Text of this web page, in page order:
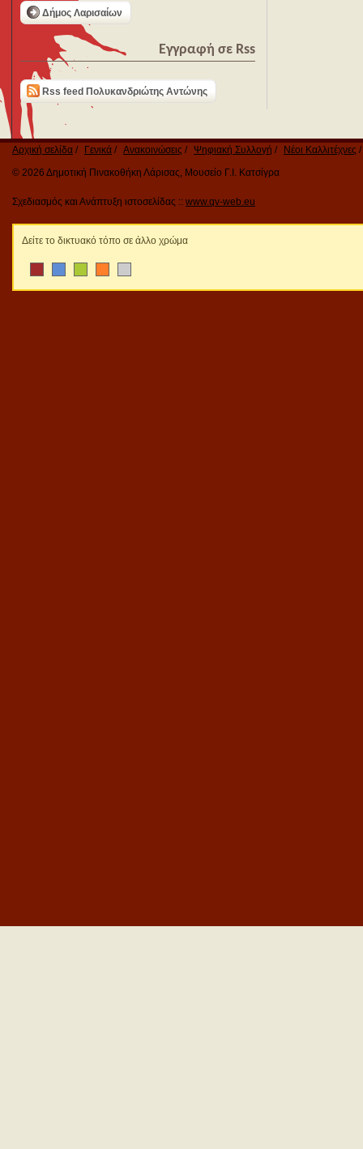
Δήμος Λαρισαίων
Εγγραφή σε Rss
Rss feed Πολυκανδριώτης Αντώνης
Αρχική σελίδα Γενικά Ανακοινώσεις Ψηφιακή Συλλογή
Νέοι Καλλιτέχνες
© 2026 Δημοτική Πινακοθήκη Λάρισας, Μουσείο Γ.Ι. Κατσίγρα
Σχεδιασμός και Ανάπτυξη ιστοσελίδας :: www.qv-web.eu
Δείτε το δικτυακό τόπο σε άλλο χρώμα